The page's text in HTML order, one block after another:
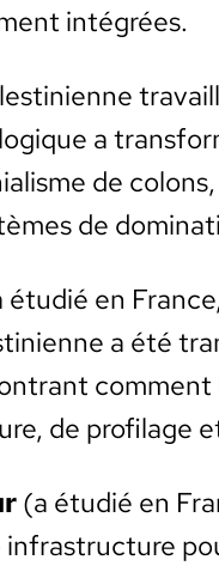
inté­grées.
a
de
de
étudié en
a été
de pro­fi­lage
(a étudié en